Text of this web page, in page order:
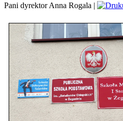
Pani dyrektor Anna Rogala |